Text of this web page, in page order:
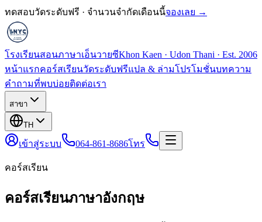
ทดสอบวัดระดับฟรี · จำนวนจำกัดเดือนนี้จองเลย →
โรงเรียนสอนภาษาเอ็นวายซีKhon Kaen · Udon Thani · Est. 2006
หน้าแรกคอร์สเรียนวัดระดับฟรีแปล & ล่ามโปรโมชั่นบทความ
คำถามที่พบบ่อยติดต่อเรา
สาขา
TH
เข้าสู่ระบบ 064-861-8686โทร
คอร์สเรียน
คอร์สเรียนภาษาอังกฤษ